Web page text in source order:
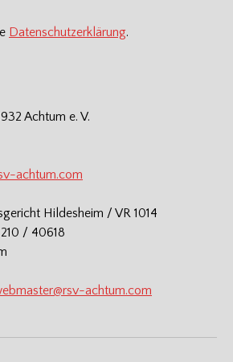
Datenschutzerklärung.
Achtum e. V.
achtum.com
Hildesheim / VR 1014
/ 40618
achtum.com